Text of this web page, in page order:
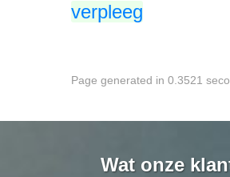
verpleeg
Page generated in 0.3521
Wat onze